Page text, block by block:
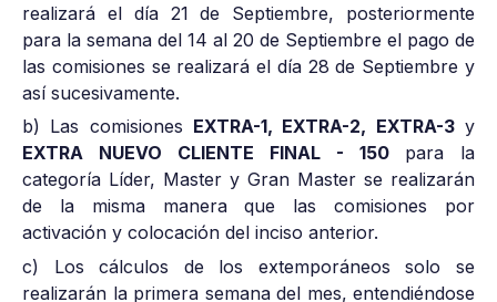
realizará el día 21 de Septiembre, posteriormente
para la semana del 14 al 20 de Septiembre el pago de
las comisiones se realizará el día 28 de Septiembre y
así sucesivamente.
b) Las comisiones EXTRA-1, EXTRA-2, EXTRA-3y
EXTRA NUEVO CLIENTE FINAL - 150 para la
categoría Líder, Master y Gran Master se realizarán
de la misma manera que las comisiones por
activación y colocación del inciso anterior.
c) Los cálculos de los extemporáneos solo se
realizarán la primera semana del mes, entendiéndose